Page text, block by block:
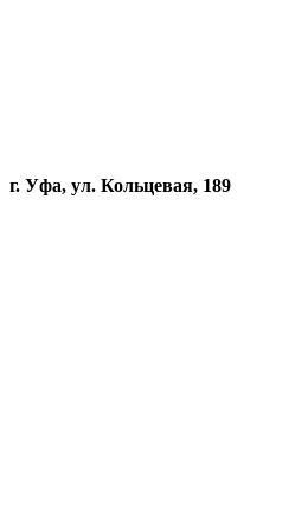
г. Уфа, ул. Кольцевая, 189